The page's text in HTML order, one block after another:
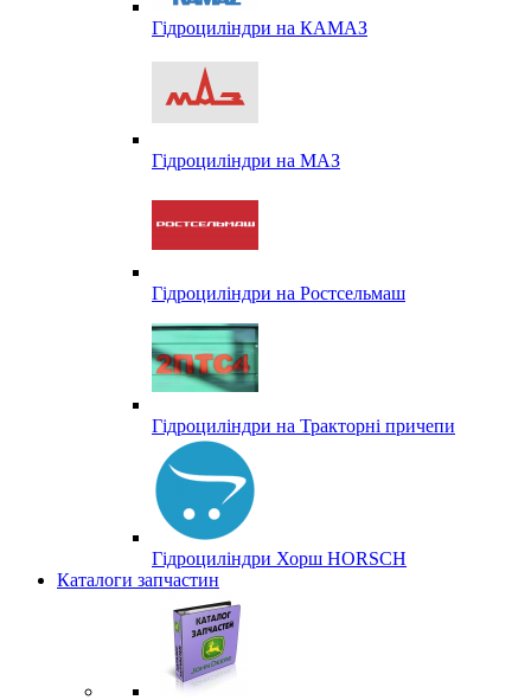
Гідроциліндри на КАМАЗ
Гідроциліндри на МАЗ
Гідроциліндри на Ростсельмаш
Гідроциліндри на Тракторні причепи
Гідроциліндри Хорш HORSCH
Каталоги запчастин